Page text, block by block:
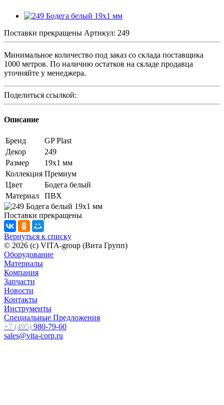
Поставки прекращены Артикул: 249
Минимальное количество под заказ со склада поставщика
1000 метров. По наличию остатков на складе продавца
уточняйте у менеджера.
Поделиться ссылкой:
Описание
Бренд
GP Plast
Декор
249
Размер
19x1 мм
Коллекция Премиум
Цвет
Бодега белый
Материал
ПВХ
Поставки прекращены
Вернуться к списку
© 2026 (c) VITA-group (Вита Групп)
Оборудование
Материалы
Компания
Запчасти
Новости
Контакты
Инструменты
Специальные Предложения
+7 (495) 980-79-60
sales@vita-corp.ru